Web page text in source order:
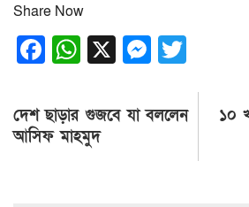
Share Now
Facebook
WhatsApp
X
Post
navigation
দেশ ছাড়ার গুজবে যা বললেন
আসিফ মাহমুদ
১০